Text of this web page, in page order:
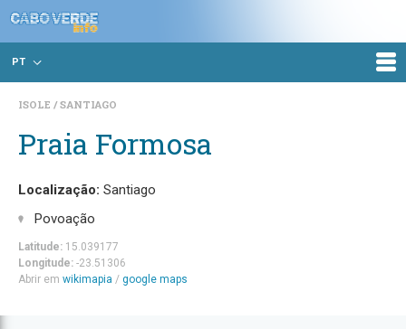
PT
ISOLE SANTIAGO
Praia Formosa
Localização: Santiago
Povoação
Latitude: 15.039177
Longitude: -23.51306
Abrir em wikimapia / google maps